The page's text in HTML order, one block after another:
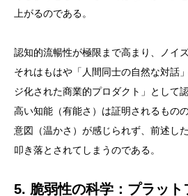
上がるのである。
認知的流暢性が極限まで高まり、ノイ
それはもはや「人間同士の自然な対話
ジ化された商業的プロダクト」として
高い知能（有能さ）は証明されるもの
意図（温かさ）が感じられず、前述し
叩き落とされてしまうのである。
5. 脆弱性の科学：プラッ